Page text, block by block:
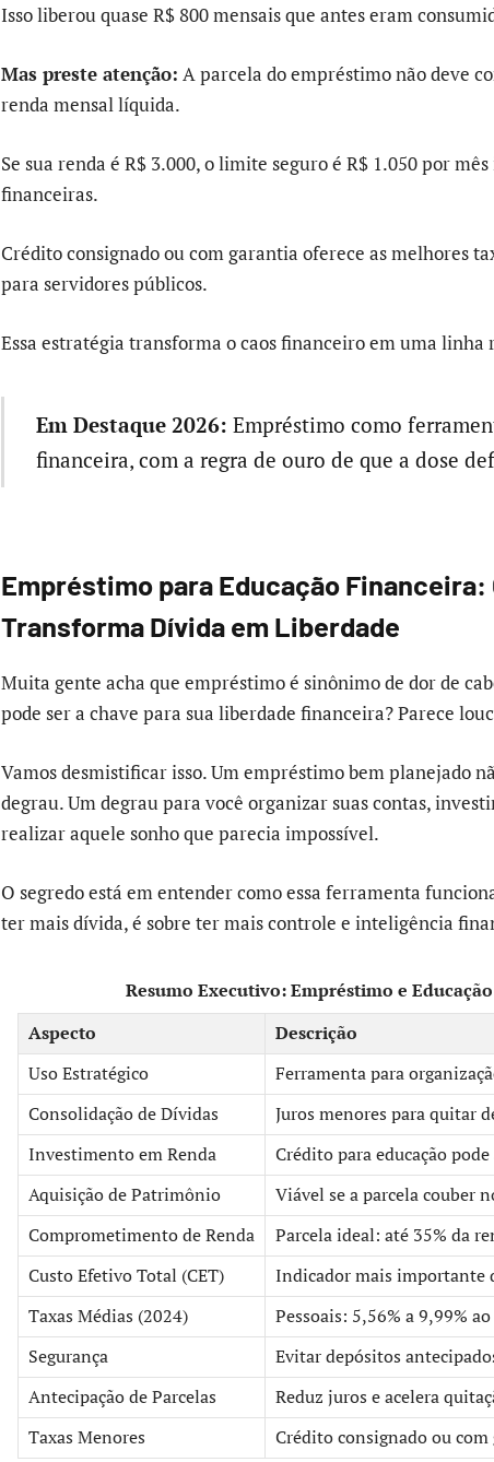
Isso liberou quase R$ 800 mensais que antes eram
Mas preste atenção: A parcela do empréstimo não deve
renda mensal líquida.
Se sua renda é R$ 3.000, o limite seguro é R$ 1.050 por
financeiras.
Crédito consignado ou com garantia oferece as melhores
para servidores públicos.
Essa estratégia transforma o caos financeiro em uma
Em Destaque 2026: Empréstimo como
financeira, com a regra de ouro de que a dose
Empréstimo para Educação Financeira:
Transforma Dívida em Liberdade
Muita gente acha que empréstimo é sinônimo de dor de
pode ser a chave para sua liberdade financeira? Parece
Vamos desmistificar isso. Um empréstimo bem planejado
degrau. Um degrau para você organizar suas contas,
realizar aquele sonho que parecia impossível.
O segredo está em entender como essa ferramenta
ter mais dívida, é sobre ter mais controle e inteligência
Resumo Executivo: Empréstimo e
Aspecto
Descrição
Uso Estratégico
Ferramenta para
Consolidação de Dívidas
Juros menores para quitar
Investimento em Renda
Crédito para educação
Aquisição de Patrimônio
Viável se a parcela couber
Comprometimento de Renda
Parcela ideal: até 35% da
Custo Efetivo Total (CET)
Indicador mais importante
Taxas Médias (2024)
Pessoais: 5,56% a 9,99%
Segurança
Evitar depósitos
Antecipação de Parcelas
Reduz juros e acelera
Taxas Menores
Crédito consignado ou com